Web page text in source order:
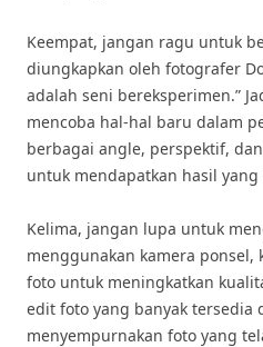
Keempat, jangan ragu untuk
diungkapkan oleh fotografer
adalah seni bereksperimen.”
mencoba hal-hal baru dalam
berbagai angle, perspektif,
untuk mendapatkan hasil
Kelima, jangan lupa untuk
menggunakan kamera
foto untuk meningkatkan
edit foto yang banyak tersedia
menyempurnakan foto yang